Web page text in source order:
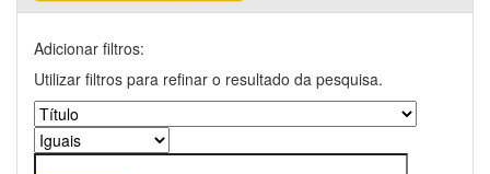
Adicionar filtros:
Utilizar filtros para refinar o resultado da pesquisa.